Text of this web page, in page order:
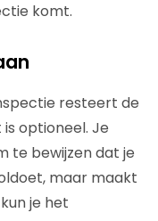
komt.
resteert de
optioneel. Je
te bewijzen dat je
maar maakt
je het